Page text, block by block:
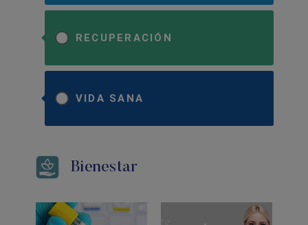
RECUPERACIÓN
VIDA SANA
Bienestar